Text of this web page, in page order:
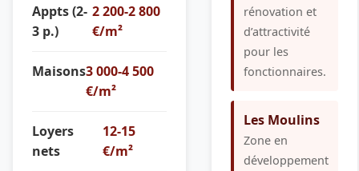
Appts (2-
3 p.)
2 200-2 800
€/m²
Maisons3 000-4 500
€/m²
Loyers
nets
12-15
€/m²
rénovation et
d’attractivité
pour les
fonctionnaires.
Les Moulins
Zone en
développement